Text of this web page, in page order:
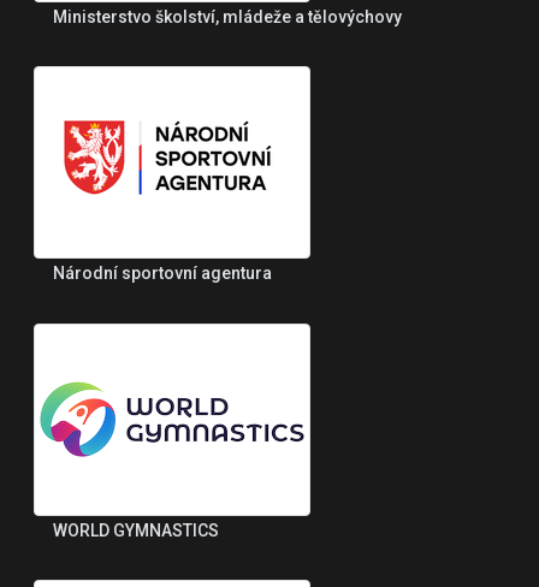
Ministerstvo školství, mládeže a tělovýchovy
Národní sportovní agentura
WORLD GYMNASTICS